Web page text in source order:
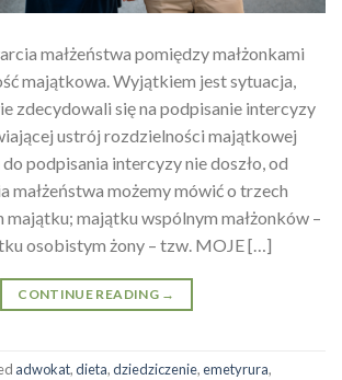
małżeństwa pomiędzy małżonkami
majątkowa. Wyjątkiem jest sytuacja,
zdecydowali się na podpisanie intercyzy
ustrój rozdzielności majątkowej
podpisania intercyzy nie doszło, od
małżeństwa możemy mówić o trzech
majątku; majątku wspólnym małżonków –
osobistym żony – tzw. MOJE […]
CONTINUE READING →
adwokat,dieta,dziedziczenie,emetyrura,